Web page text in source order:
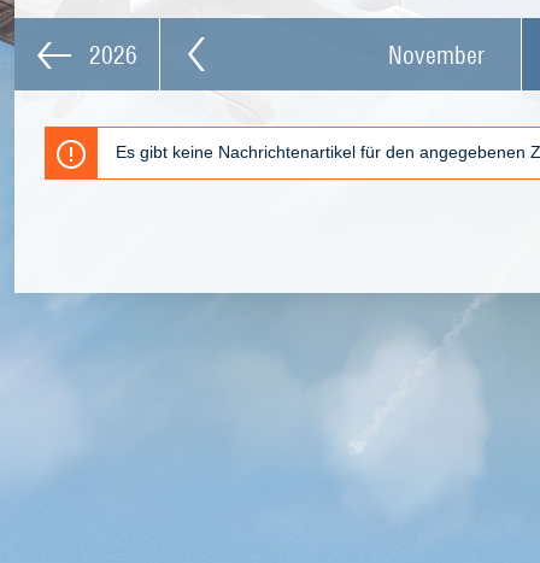
2026 November
Es gibt keine Nachrichtenartikel für den angegebenen